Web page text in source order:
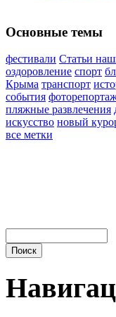
Основные темы
фестивали Статьи
оздоровление спорт
Крыма транспорт
события
пляжные развлечения
искусство новый
все метки